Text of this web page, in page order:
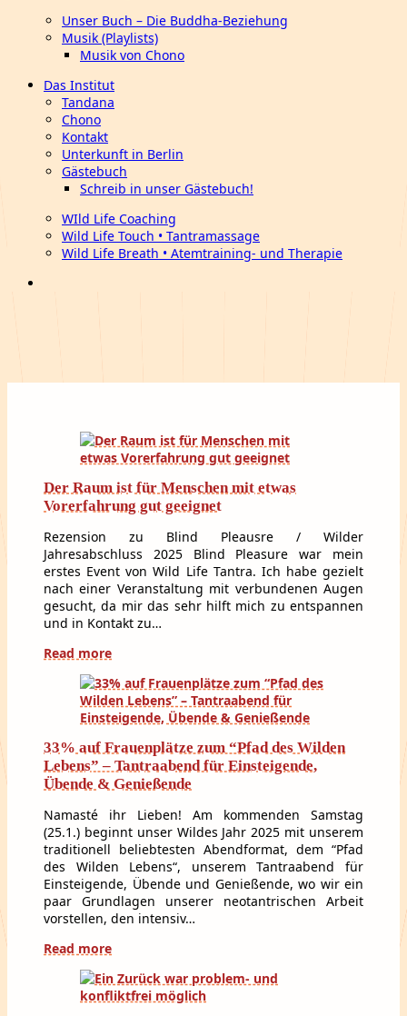
Unser Buch – Die Buddha-Beziehung
Musik (Playlists)
Musik von Chono
Das Institut
Tandana
Chono
Kontakt
Unterkunft in Berlin
Gästebuch
Schreib in unser Gästebuch!
WIld Life Coaching
Wild Life Touch • Tantramassage
Wild Life Breath • Atemtraining- und Therapie
Der Raum ist für Menschen mit etwas
Vorerfahrung gut geeignet
Rezension zu Blind Pleausre / Wilder
Jahresabschluss 2025 Blind Pleasure war mein
erstes Event von Wild Life Tantra. Ich habe gezielt
nach einer Veranstaltung mit verbundenen Augen
gesucht, da mir das sehr hilft mich zu entspannen
und in Kontakt zu…
Read more
33% auf Frauenplätze zum “Pfad des Wilden
Lebens” – Tantraabend für Einsteigende,
Übende & Genießende
Namasté ihr Lieben! Am kommenden Samstag
(25.1.) beginnt unser Wildes Jahr 2025 mit unserem
traditionell beliebtesten Abendformat, dem “Pfad
des Wilden Lebens“, unserem Tantraabend für
Einsteigende, Übende und Genießende, wo wir ein
paar Grundlagen unserer neotantrischen Arbeit
vorstellen, den intensiv…
Read more